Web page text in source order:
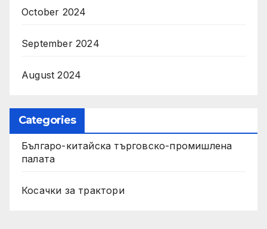
October 2024
September 2024
August 2024
Categories
Българо-китайска търговско-промишлена
палата
Косачки за трактори